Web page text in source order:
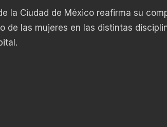
la Ciudad de México reafirma su
de las mujeres en las distintas